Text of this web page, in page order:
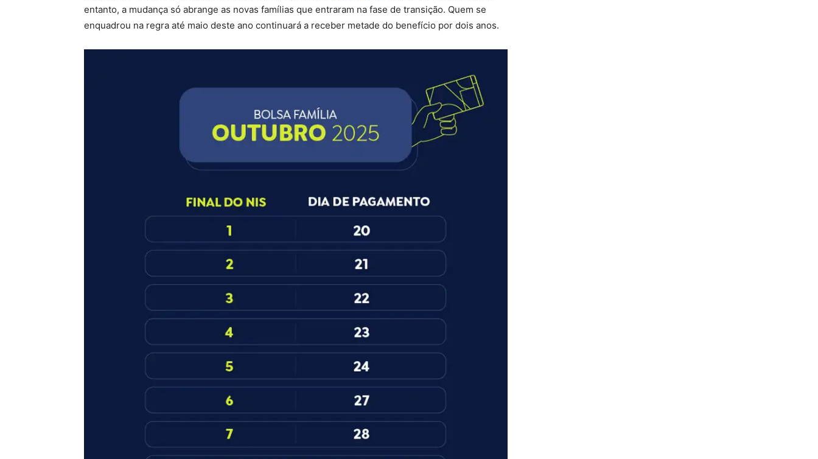
entanto, a mudança só abrange as novas famílias que entraram na fase de transição. Quem se
enquadrou na regra até maio deste ano continuará a receber metade do benefício por dois anos.